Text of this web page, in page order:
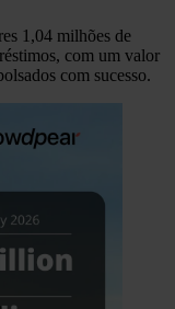
1,04 milhões de
com um valor
com sucesso.